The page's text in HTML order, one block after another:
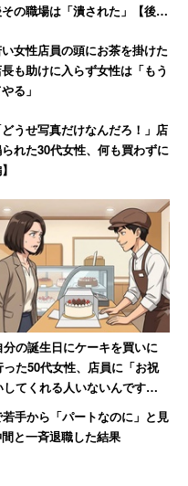
％）、「農業・林業」
道業」（52.3％）、「生
）、「鉱業・採石業」
％）、「卸売・小売
の職場は「潰された」【後
い女性店員の頭にお茶を掛けた
も助けに入らず女性は「もう
る」
うせ写真だけなんだろ！」店
れた30代女性、何も買わずに
分の誕生日にケーキを買いに
った50代女性、店員に「お祝
してくれる人いないんです
か？」と言われて絶句
手から「パートなのに」と見
と一斉退職した結果